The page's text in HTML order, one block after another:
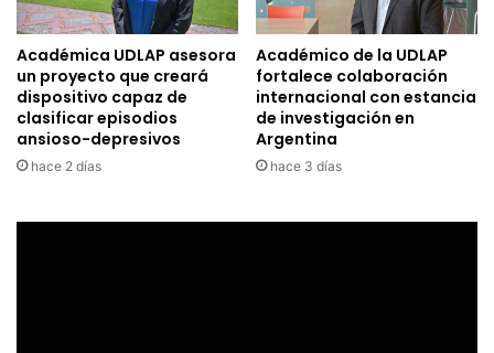
Académica UDLAP asesora
un proyecto que creará
dispositivo capaz de
clasificar episodios
ansioso-depresivos
hace 2 días
Académico de la UDLAP
fortalece colaboración
internacional con estancia
de investigación en
Argentina
hace 3 días